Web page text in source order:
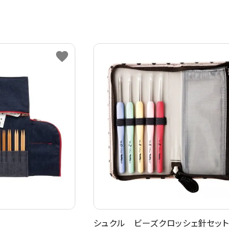
favorite
シュクル ビーズクロッシェ針セット